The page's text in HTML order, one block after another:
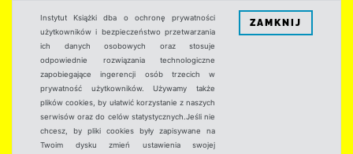
Instytut Książki dba o ochronę prywatności
użytkowników i bezpieczeństwo przetwarzania
ich danych osobowych oraz stosuje
odpowiednie rozwiązania technologiczne
zapobiegające ingerencji osób trzecich w
prywatność użytkowników. Używamy także
plików cookies, by ułatwić korzystanie z naszych
serwisów oraz do celów statystycznych.Jeśli nie
chcesz, by pliki cookies były zapisywane na
Twoim dysku zmień ustawienia swojej
ZAMKNIJ